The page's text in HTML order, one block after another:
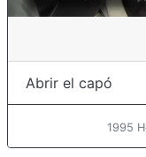
Abrir el capó
1995